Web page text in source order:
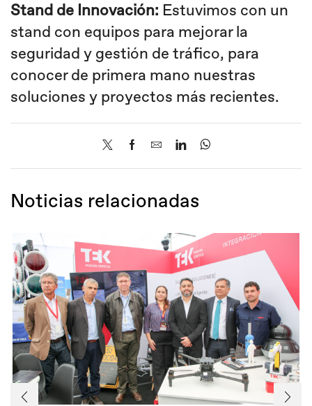
Stand de Innovación: Estuvimos con un
stand con equipos para mejorar la
seguridad y gestión de tráfico, para
conocer de primera mano nuestras
soluciones y proyectos más recientes.
Noticias relacionadas